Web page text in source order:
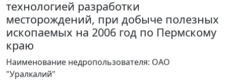
технологией разработки
месторождений, при добыче полезных
ископаемых на 2006 год по Пермскому
краю
Наименование недропользователя: ОАО
"Уралкалий"